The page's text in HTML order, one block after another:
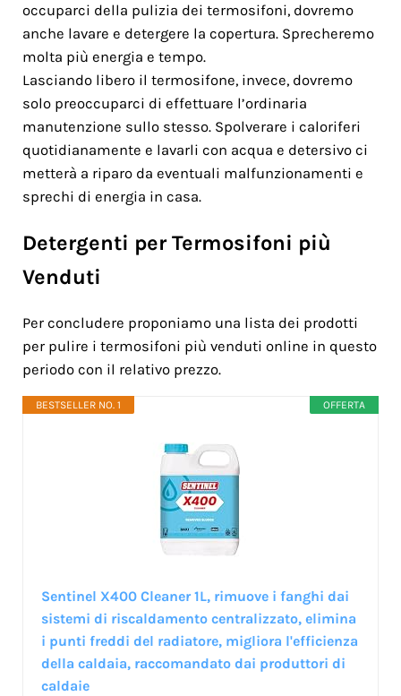
occuparci della pulizia dei termosifoni, dovremo
anche lavare e detergere la copertura. Sprecheremo
molta più energia e tempo.
Lasciando libero il termosifone, invece, dovremo
solo preoccuparci di effettuare l’ordinaria
manutenzione sullo stesso. Spolverare i caloriferi
quotidianamente e lavarli con acqua e detersivo ci
metterà a riparo da eventuali malfunzionamenti e
sprechi di energia in casa.
Detergenti per Termosifoni più
Venduti
Per concludere proponiamo una lista dei prodotti
per pulire i termosifoni più venduti online in questo
periodo con il relativo prezzo.
OFFERTA
BESTSELLER NO. 1
Sentinel X400 Cleaner 1L, rimuove i fanghi dai
sistemi di riscaldamento centralizzato, elimina
i punti freddi del radiatore, migliora l'efficienza
della caldaia, raccomandato dai produttori di
caldaie